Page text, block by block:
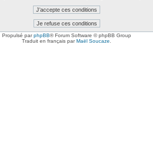
Propulsé parphpBB® Forum Software © phpBB Group
Traduit en français parMaël Soucaze